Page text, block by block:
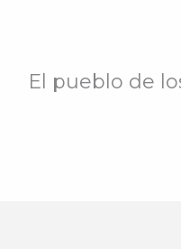
El pueblo de